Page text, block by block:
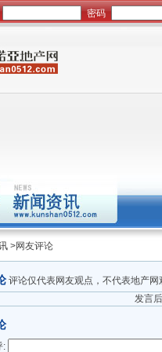
>网友评论
评论仅代表网友观点，不代表地产网
发言
: